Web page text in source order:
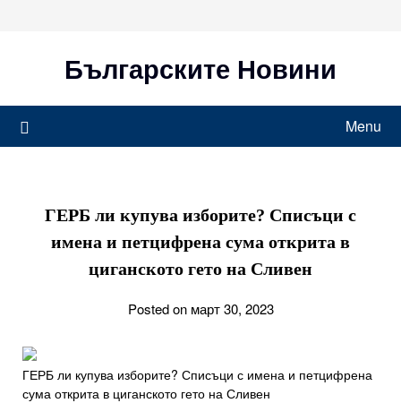
Българските Новини
Menu
ГЕРБ ли купува изборите? Списъци с
имена и петцифрена сума открита в
циганското гето на Сливен
Posted on март 30, 2023
ГЕРБ ли купува изборите? Списъци с имена и петцифрена
сума открита в циганското гето на Сливен